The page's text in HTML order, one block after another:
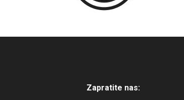
Zapratite nas: